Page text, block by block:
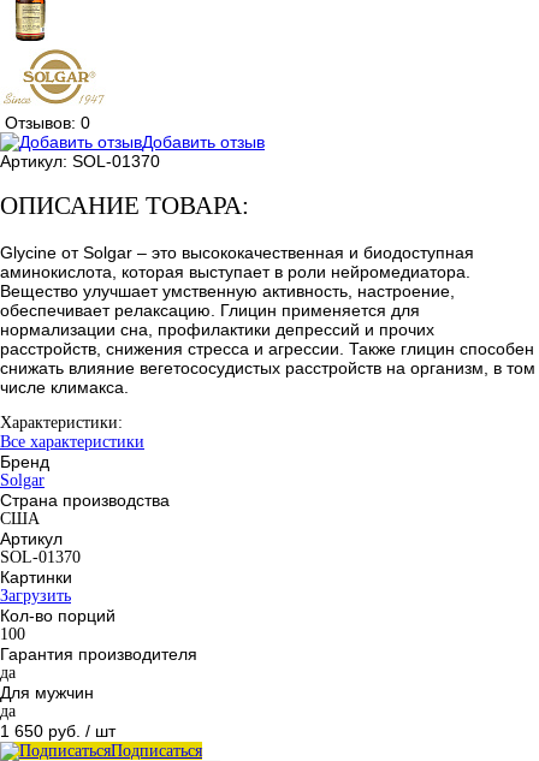
Отзывов: 0
Добавить отзыв
Артикул: SOL-01370
ОПИСАНИЕ ТОВАРА:
Glycine от Solgar – это высококачественная и биодоступная
аминокислота, которая выступает в роли нейромедиатора.
Вещество улучшает умственную активность, настроение,
обеспечивает релаксацию. Глицин применяется для
нормализации сна, профилактики депрессий и прочих
расстройств, снижения стресса и агрессии. Также глицин способен
снижать влияние вегетососудистых расстройств на организм, в том
числе климакса.
Характеристики:
Все характеристики
Бренд
Solgar
Страна производства
США
Артикул
SOL-01370
Картинки
Загрузить
Кол-во порций
100
Гарантия производителя
да
Для мужчин
да
1 650 руб. / шт
Подписаться